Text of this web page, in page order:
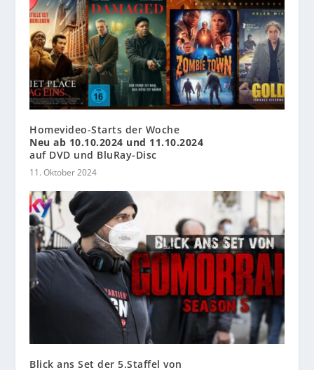
Homevideo-Starts der Woche
Neu ab 10.10.2024 und 11.10.2024
auf DVD und BluRay-Disc
11. Oktober 2024
Blick ans Set der 5.Staffel von